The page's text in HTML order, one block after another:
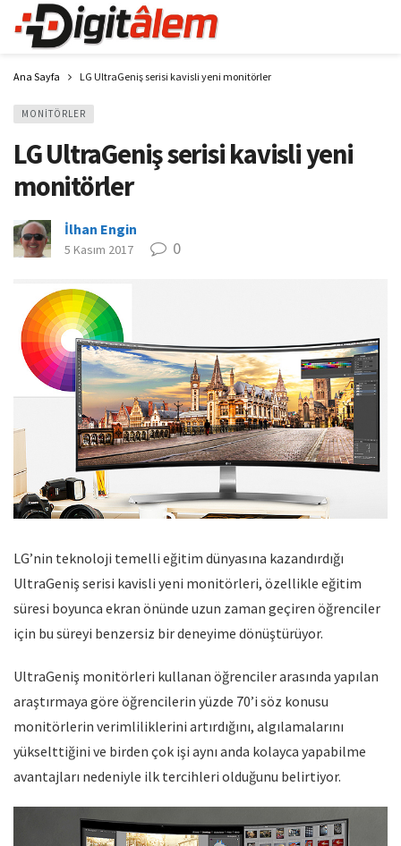
Ana Sayfa LG UltraGeniş serisi kavisli yeni monitörler
MONITÖRLER
LG UltraGeniş serisi kavisli yeni
monitörler
İlhan Engin
5 Kasım 2017 0
LG’nin teknoloji temelli eğitim dünyasına kazandırdığı
UltraGeniş serisi kavisli yeni monitörleri, özellikle eğitim
süresi boyunca ekran önünde uzun zaman geçiren öğrenciler
için bu süreyi benzersiz bir deneyime dönüştürüyor.
UltraGeniş monitörleri kullanan öğrenciler arasında yapılan
araştırmaya göre öğrencilerin yüzde 70’i söz konusu
monitörlerin verimliliklerini artırdığını, algılamalarını
yükselttiğini ve birden çok işi aynı anda kolayca yapabilme
avantajları nedeniyle ilk tercihleri olduğunu belirtiyor.